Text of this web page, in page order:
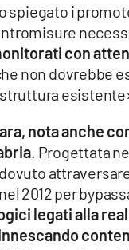
spiegato i
con
non dovrebbe
nota anche
. Progettata
2012 per
legati alla